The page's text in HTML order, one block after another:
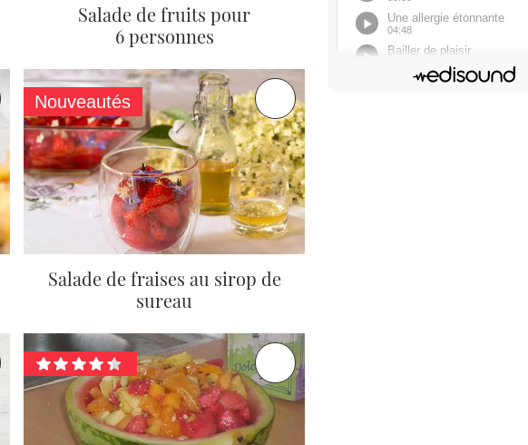
Salade de fruits pour
6 personnes
Nouveautés
Salade de fraises au sirop de
sureau